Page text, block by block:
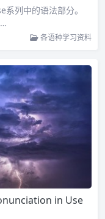
列中的语法部分。
各语种学习资料
in Use